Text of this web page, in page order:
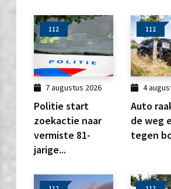
112
7 augustus 2026
Politie start
zoekactie naar
vermiste 81-
jarige...
112
4
Auto
de weg
tegen